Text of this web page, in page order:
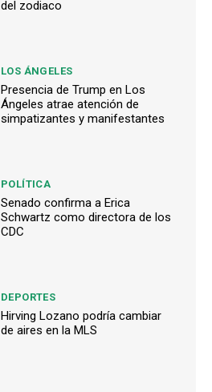
del zodiaco
LOS ÁNGELES
Presencia de Trump en Los
Ángeles atrae atención de
simpatizantes y manifestantes
POLÍTICA
Senado confirma a Erica
Schwartz como directora de los
CDC
DEPORTES
Hirving Lozano podría cambiar
de aires en la MLS